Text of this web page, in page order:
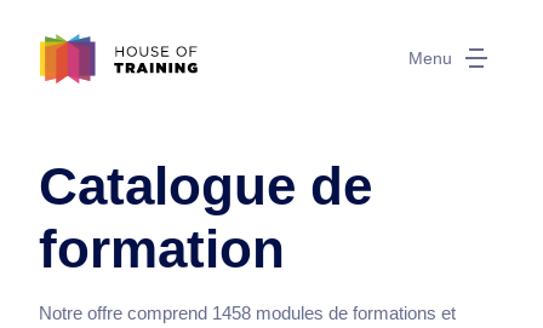
Menu
Catalogue de
formation
Notre offre comprend 1458 modules de formations et